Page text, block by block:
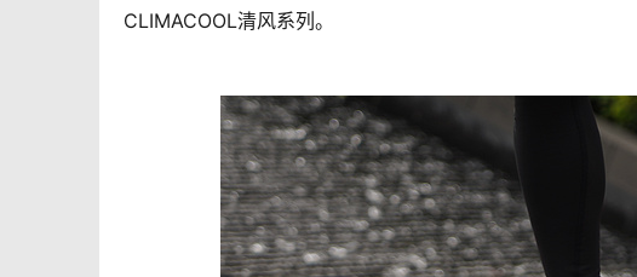
CLIMACOOL清风系列。